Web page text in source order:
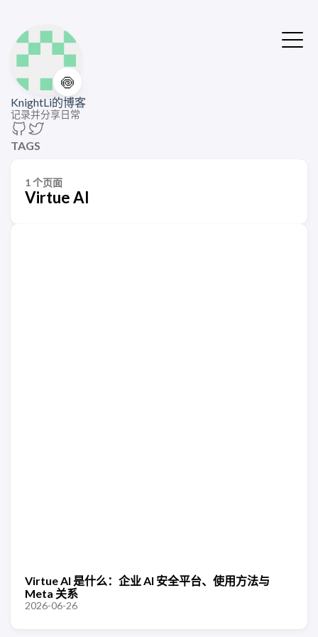
🍥
KnightLi的博客
记录并分享日常
TAGS
1 个页面
Virtue AI
Virtue AI 是什么：企业 AI 安全平台、使用方法与
Meta 关系
2026-06-26